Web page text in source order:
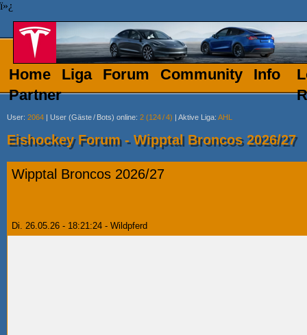
ï»¿
Home Liga Forum Community
Info
Partner
User: 2064 | User (Gäste/ Bots) online: 2 (124/4) | Aktive Liga: AHL
Eishockey Forum - Wipptal Broncos 2026/27
Wipptal Broncos 2026/27
Di. 26.05.26 - 18:21:24 - Wildpferd